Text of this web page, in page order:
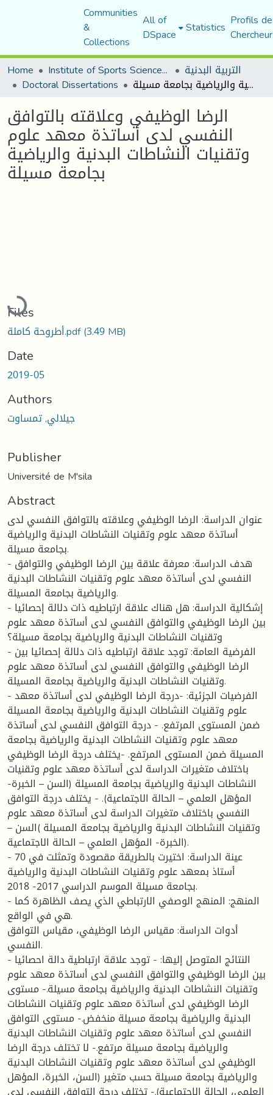
Communities
&
Collections
All of
DSpace Statistics Profils
Home
Institute of Sports Sciences and Techniques التربية البدنية
Doctoral Dissertations الرضا الوظيفي وعلاقته بالتوافق النفسي لدى أساتذة معهد علوم وتقنيات النشاطات البدنية والرياضية بجامعة مسيلة
الرضا الوظيفي وعلاقته بالتوافق
النفسي لدى أساتذة معهد علوم
وتقنيات النشاطات البدنية والرياضية
بجامعة مسيلة
Loading...
Files
أطروحة كاملة.pdf(3.49 MB)
Date
2019-05
Authors
جيلالي, تمساوت
Publisher
Université de M'sila
Abstract
عنوان الدراسة: الرضا الوظيفي وعلاقته بالتوافق النفسي لدى
أساتذة معهد علوم وتقنيات النشاطات البدنية والرياضية
بجامعة مسيلة.
- هدف الدراسة: معرفة علاقة بين الرضا الوظيفي والتوافق
النفسي لدى أساتذة معهد علوم وتقنيات النشاطات البدنية
والرياضية بجامعة المسيلة.
- إشكالية الدراسة: هل هناك علاقة ارتباطيه ذات دلالة إحصائيا
بين الرضا الوظيفي والتوافق النفسي لدى أساتذة معهد علوم
وتقنيات النشاطات البدنية والرياضية بجامعة مسيلة؟
- الفرضية العامة: توجد علاقة ارتباطيه ذات دلالة إحصائيا بين
الرضا الوظيفي والتوافق النفسي لدى أساتذة معهد علوم
وتقنيات النشاطات البدنية والرياضية بجامعة المسيلة.
- الفرضيات الجزئية: -درجة الرضا الوظيفي لدى أساتذة معهد
علوم وتقنيات النشاطات البدنية والرياضية بجامعة المسيلة
ضمن المستوى المرتفع. - درجة التوافق النفسي لدى أساتذة
معهد علوم وتقنيات النشاطات البدنية والرياضية بجامعة
المسيلة ضمن المستوى المرتفع. -يختلف درجة الرضا الوظيفي
باختلاف متغيرات الدراسة لدى أساتذة معهد علوم وتقنيات
النشاطات البدنية والرياضية بجامعة المسيلة (السن – الخبرة-
المؤهل العلمي – الحالة الاجتماعية). - يختلف درجة التوافق
النفسي باختلاف متغيرات الدراسة لدى أساتذة معهد علوم
وتقنيات النشاطات البدنية والرياضية بجامعة المسيلة )السن –
الخبرة- المؤهل العلمي – الحالة الاجتماعية).
- عينة الدراسة: اختيرت بالطريقة مقصودة وتمثلت في 70
أستاذ بمعهد علوم وتقنيات النشاطات البدنية والرياضية
بجامعة مسيلة الموسم الدراسي 2017- 2018.
- المنهج: المنهج الوصفي الارتباطي الذي يصف الظاهرة كما
هي في الواقع.
أدوات الدراسة: مقياس الرضا الوظيفي، مقياس التوافق
النفسي.
- النتائج المتوصل إليها: - توجد علاقة ارتباطية دالة احصائيا
بين الرضا الوظيفي والتوافق النفسي لدى أساتذة معهد علوم
وتقنيات النشاطات البدنية والرياضية بجامعة مسيلة.- مستوى
الرضا الوظيفي لدى أساتذة معهد علوم وتقنيات النشاطات
البدنية والرياضية بجامعة مسيلة منخفض.- مستوى التوافق
النفسي لدى أساتذة معهد علوم وتقنيات النشاطات البدنية
والرياضية بجامعة مسيلة مرتفع.- لا تختلف درجة الرضا
الوظيفي لدى أساتذة معهد علوم وتقنيات النشاطات البدنية
والرياضية بجامعة مسيلة حسب متغير (السن، الخبرة، المؤهل